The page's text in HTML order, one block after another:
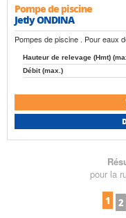
Pompe de piscine
Jetly ONDINA
Pompes de piscine . Pour eaux
Hauteur de relevage (Hmt)
Débit (max.)
pour la
1
2